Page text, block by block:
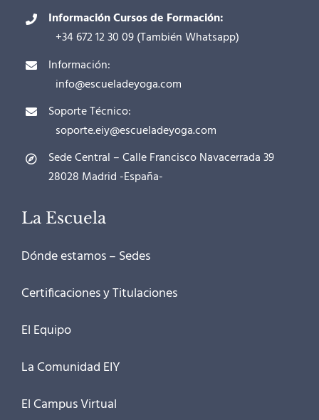
Información Cursos de Formación:
+34 672 12 30 09(TambiénWhatsapp)
Información:
info@escueladeyoga.com
Soporte Técnico:
soporte.eiy@escueladeyoga.com
Sede Central – Calle Francisco Navacerrada 39
28028 Madrid -España-
La Escuela
Dónde estamos – Sedes
Certificaciones y Titulaciones
El Equipo
La Comunidad EIY
El Campus Virtual